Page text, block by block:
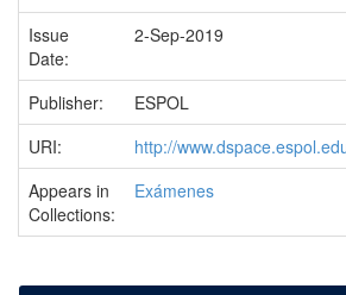
Issue
Date:
2-Sep-2019
Publisher:
ESPOL
URI:
http://
Appears in
Collections:
Exámenes